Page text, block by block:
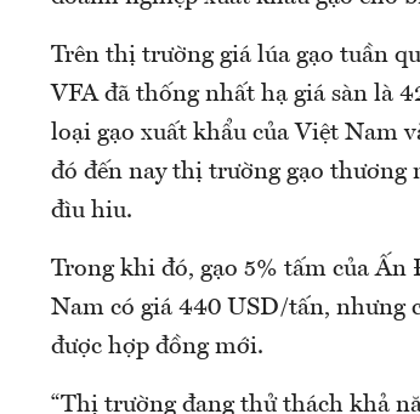
Trên thị trường giá lúa gạo tuần
VFA đã thống nhất hạ giá sàn là
loại gạo xuất khẩu của Việt Nam
đó đến nay thị trường gạo
đìu hiu.
Trong khi đó, gạo 5% tấm của
Nam có giá 440 USD/tấn, nhưng
được hợp đồng mới.
“Thị trường đang thử thách khả